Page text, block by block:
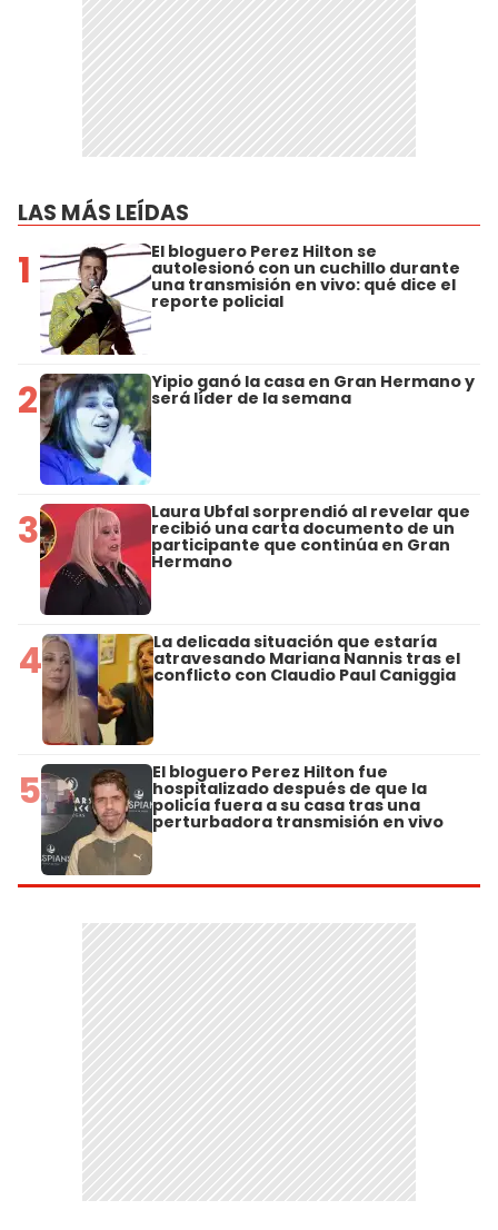
LAS MÁS LEÍDAS
1 El bloguero Perez Hilton se
autolesionó con un cuchillo durante
una transmisión en vivo: qué dice el
reporte policial
2 Yipio ganó la casa en Gran Hermano y
será líder de la semana
3 Laura Ubfal sorprendió al revelar que
recibió una carta documento de un
participante que continúa en Gran
Hermano
4 La delicada situación que estaría
atravesando Mariana Nannis tras el
conflicto con Claudio Paul Caniggia
5 El bloguero Perez Hilton fue
hospitalizado después de que la
policía fuera a su casa tras una
perturbadora transmisión en vivo